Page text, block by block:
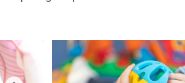
werkenbijcello.nl
contact
Woonvormen Zorgaanbod